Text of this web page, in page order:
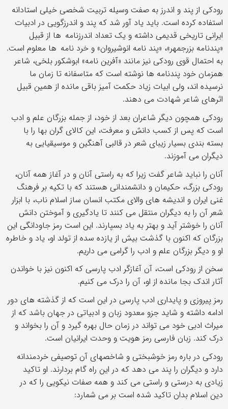
رودکی از پند و اندرز به صفت وسیله تربیت شخصی خیلی استادانه
استفاده کرده است. باید یاد آور شد که پند و اندرزگویی در ادبیات
ایرانی تاریخی قدیمی داشته و یک تعداد اندرزنامه ها از قبیل
«پندنامه بزرجمهر»، «پند نامه انوشیروان» و خرد نامه ها معلوم است.
به احتمال قوی رودکی نیز مانند «آفرین نامه» ابوشکور بلخی، شاعر
همزمان خود پندنامه ها نوشته است که متاسفانه تا زمان ما
نرسیده اند، ولی ابیات زیاد حکمت آمیز باقی مانده از همین قبیل
اثرهای شاعر شهادت می دهند.
رودکی همچون دیگر شاعران بعد از خود، از جمله بزرگان علم و ادب
است که پس از کسب دانش و معرفت، این کالای گران بها را با
بسته بندی بسیار زیبای شعر در قالبی آهنگین و موسیقیایی به
دیگران می آموزند.
آنان را نباید شاعر گفت زیرا که به راستی آنان و در آغاز همه آنان،
رودکی بزرگ، حکیمان و دانشمندانی هستند که با تکیه بر فرهنگ
غنی ایران و اندیشه های والای مکتب انسان ساز اسلام ناب، با ابزار
شعر آن را به دیگران منتقل می کنند تا یادگیری و آموختن دانش
آنان را خوشتر آید و بهتر به یاد بسپارند. این است رمز جاودانگی این
بزرگان که اکنون با گذشت بیش از یازده سده از تولد او، یاد و خاطره
او و دیگر بزرگان علم و ادب را گرامی می داریم.
سخن از رودکی است، آن آغازگر ادب پارسی که اکنون نیز با خواندن
آثار اندک بجا مانده از او، آن را درک می کنیم.
رمز پیروزی و پایداری ادب پارسی در این است که از گذشته های دور
ادامه داشته و شاید جزو معدود زبان و ادبیاتی در جهان باشد که از
میراث ادبی خود می تواند در زمان حال بهره گیرد و آن را بخواند و
درک کند. زبان فارسی رمز هویت و وحدت ایرانیان است.
رودکی در باره رمز خوشبختی و شاخصهای آن توصیفی خردمندانه
دارد و دیگران را پند می دهد که در این راه گام بردارند. او تاکید
زیادی به درستی و راستی می کند و همه صفات نیکویی را که در
دین اسلام بدان تاکید شده است بر می شمارد: